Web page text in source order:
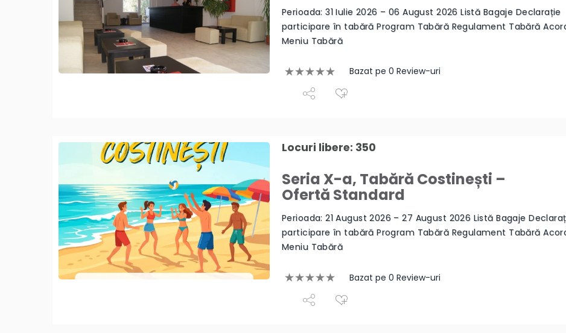
Perioada: 31 Iulie 2026 – 06 August 2026 Listă Bagaje Declarație
participare în tabără Program Tabără Regulament Tabără
Meniu Tabără
Bazat pe 0 Review-uri
Locuri libere: 350
Seria X-a, Tabără Costinești –
Ofertă Standard
Perioada: 21 August 2026 – 27 August 2026 Listă Bagaje
participare în tabără Program Tabără Regulament Tabără
Meniu Tabără
Bazat pe 0 Review-uri